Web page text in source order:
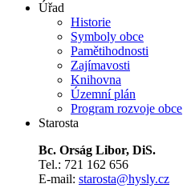
Úřad
Historie
Symboly obce
Pamětihodnosti
Zajímavosti
Knihovna
Územní plán
Program rozvoje obce
Starosta
Bc. Orság Libor, DiS.
Tel.: 721 162 656
E-mail: starosta@hysly.cz